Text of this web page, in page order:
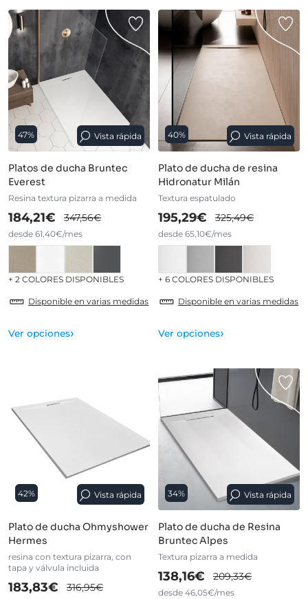
47% Vista rápida
Platos de ducha Bruntec
Everest
Resina textura pizarra a medida
184,21€ 347,56€
desde 61,40€/mes
+ 2 COLORES DISPONIBLES
Disponible en varias medidas
Ver opciones›
40% Vista rápida
Plato de ducha de resina
Hidronatur Milán
Textura espatulado
195,29€ 325,49€
desde 65,10€/mes
+ 6 COLORES DISPONIBLES
Disponible en varias medidas
Ver opciones›
42% Vista rápida
Plato de ducha Ohmyshower
Hermes
resina con textura pizarra, con
tapa y válvula incluida
183,83€ 316,95€
34% Vista rápida
Plato de ducha de Resina
Bruntec Alpes
Textura pizarra a medida
138,16€ 209,33€
desde 46,05€/mes